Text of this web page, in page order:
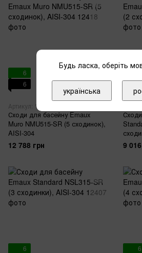
6
6
Артикул: 12418
Сходи для басейну Emaux
Muro NMU515-SR (5 сходинок),
AISI-304
12 788 грн
6
9
6
6
Будь ласка, оберіть
українська